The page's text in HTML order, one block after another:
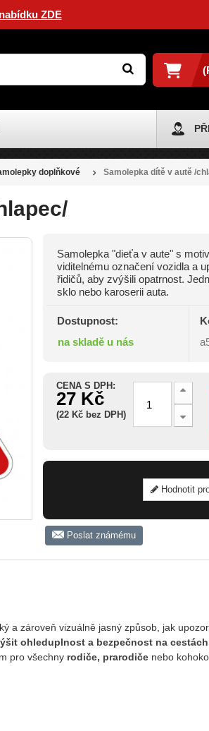
ZDE
doplňkové Samolepka dítě v autě /
Samolepka "dieťa v aute" s
viditelnému označení vozidla a
řidičů, aby zvýšili opatrnost.
sklo nebo karoserii auta.
Dostupnost:
na skladě u nás
CENA S DPH:
27 Kč
(22 Kč bez DPH)
Hodnotit
Poslat známému
a zároveň vizuálně jasný způsob, jak
ohleduplnost a bezpečnost na cestách
pro všechny rodiče, prarodičenebo